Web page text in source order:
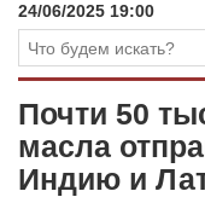
24/06/2025 19:00
Почти 50
масла
Индию и